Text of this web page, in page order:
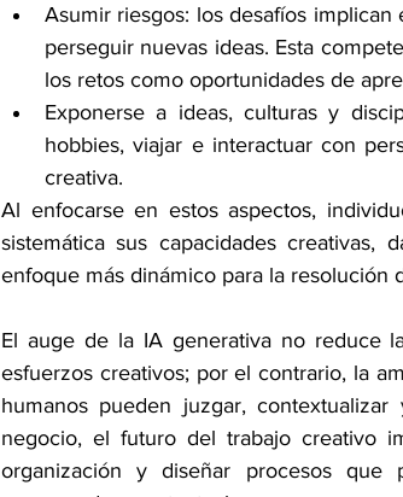
Asumir riesgos: los desafíos
perseguir nuevas ideas. Esta
los retos como oportunidades de
Exponerse a ideas, culturas y
hobbies, viajar e interactuar con
creativa.
Al enfocarse en estos aspectos,
sistemática sus capacidades
enfoque más dinámico para la resolución
El auge de la IA generativa no reduce
esfuerzos creativos; por el contrario, la
humanos pueden juzgar,
negocio, el futuro del trabajo creativo
organización y diseñar procesos que